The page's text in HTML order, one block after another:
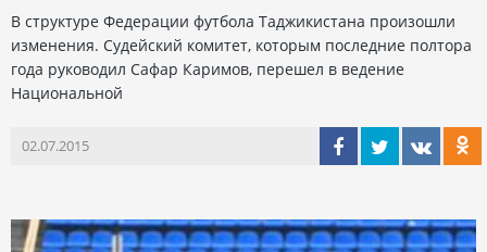
В структуре Федерации футбола Таджикистана произошли
изменения. Судейский комитет, которым последние полтора
года руководил Сафар Каримов, перешел в ведение
Национальной
02.07.2015